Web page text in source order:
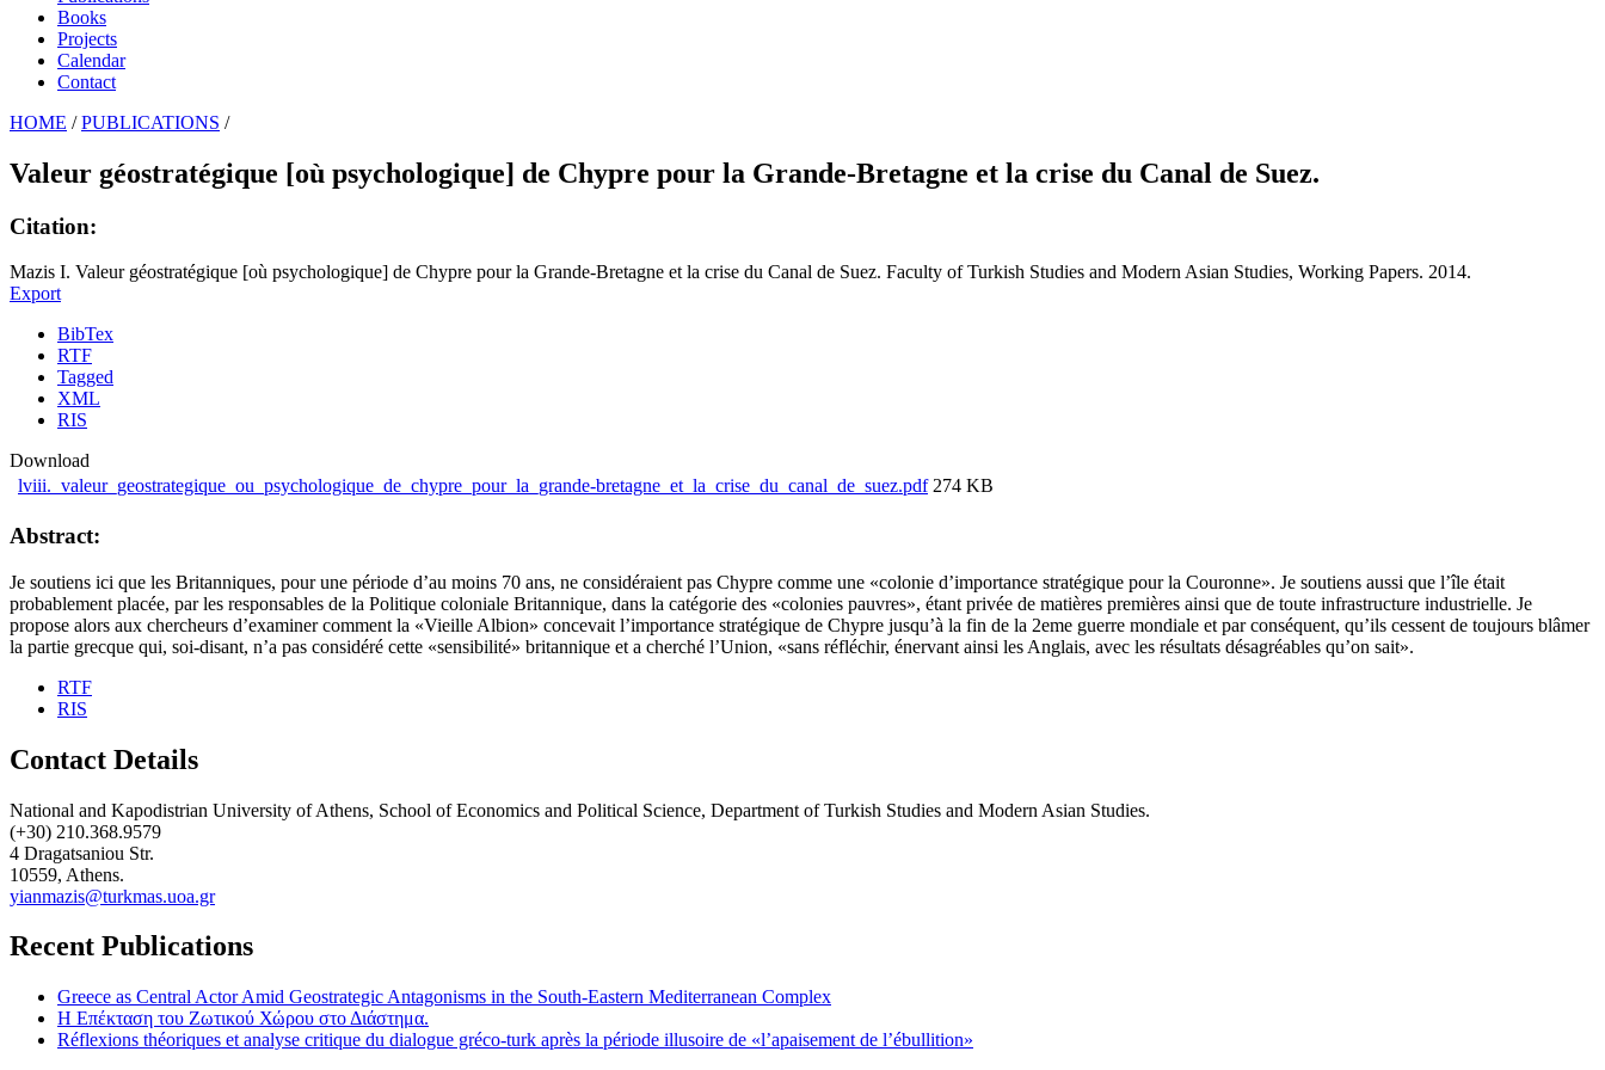
Books
Projects
Calendar
Contact
HOME / PUBLICATIONS /
Valeur géostratégique [où psychologique] de Chypre pour la Grande-Bretagne et la crise du Canal de Suez.
Citation:
Mazis I. Valeur géostratégique [où psychologique] de Chypre pour la Grande-Bretagne et la crise du Canal de Suez. Faculty of Turkish Studies and Modern Asian Studies, Working Papers. 2014.
Export
BibTex
RTF
Tagged
XML
RIS
Download
lviii._valeur_geostrategique_ou_psychologique_de_chypre_pour_la_grande-bretagne_et_la_crise_du_canal_de_suez.pdf 274 KB
Abstract:
Je soutiens ici que les Britanniques, pour une période d’au moins 70 ans, ne considéraient pas Chypre comme une «colonie d’importance stratégique pour la Couronne». Je soutiens aussi que l’île était
probablement placée, par les responsables de la Politique coloniale Britannique, dans la catégorie des «colonies pauvres», étant privée de matières premières ainsi que de toute infrastructure industrielle. Je
propose alors aux chercheurs d’examiner comment la «Vieille Albion» concevait l’importance stratégique de Chypre jusqu’à la fin de la 2eme guerre mondiale et par conséquent, qu’ils cessent de toujours blâmer
la partie grecque qui, soi-disant, n’a pas considéré cette «sensibilité» britannique et a cherché l’Union, «sans réfléchir, énervant ainsi les Anglais, avec les résultats désagréables qu’on sait».
RTF
RIS
Contact Details
National and Kapodistrian University of Athens, School of Economics and Political Science, Department of Turkish Studies and Modern Asian Studies.
(+30) 210.368.9579
4 Dragatsaniou Str.
10559, Athens.
yianmazis@turkmas.uoa.gr
Recent Publications
Greece as Central Actor Amid Geostrategic Antagonisms in the South-Eastern Mediterranean Complex
Η Επέκταση του Ζωτικού Χώρου στο Διάστημα.
Réflexions théoriques et analyse critique du dialogue gréco-turk après la période illusoire de «l’apaisement de l’ébullition»